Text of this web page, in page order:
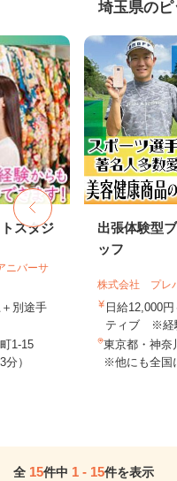
埼玉県のピ
スタジ
ニバーサ
別途手
1-15
）
出張体験型
ッフ
株式会社 プレ
日給12,000
ティブ ※経
東京都・神奈
※他にも全国
全 15件中 1 - 15件を表示